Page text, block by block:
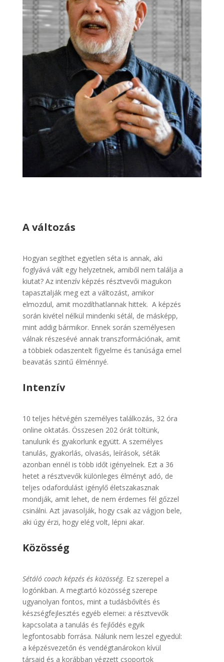
A változás
Hogyan segíthet egyetlen séta is annak, aki
foglyává vált egy helyzetnek, amiből nem találja a
kiutat? Az intenzív képzés résztvevői magukon
tapasztalják meg ezt a változást, amikor
elmozdul, amit mozdíthatlannak hittek. A képzés
során kivétel nélkül mindenki sétál, de másképp,
mint addig bármikor. Ennek során személyesen
válnak részesévé annak transzformációnak, amit
a többiek odaszentelt figyelme és tanúsága emel
beavatás szintű élménnyé.
Intenzív
10 teljes hétvégén személyes találkozás, 32 óra
online oktatás. Összesen 202 órát töltünk,
tanulunk és gyakorlunk együtt. A személyes
tanulás, gyakorlás, olvasás, leírások, séták
azonban ennél is több időt igényelnek. Ezt a 36
hetet a résztvevők különleges élményt adó, de
teljes odafordulást igénylő életszakasznak
mondják, amit lehet, de nem érdemes fél gőzzel
csinálni. Azt javasolják, hogy csak az vágjon bele,
aki úgy érzi, hogy elég volt, lépni akar.
Közösség
Sétáló coach képzés és közösség. Ez szerepel a
logónkban. A megtartó közösség szerepe
ugyanolyan fontos, mint a tudásbővítés és
készségfejlesztés egyéb elemei: a résztvevők
kapcsolata a tanulás és fejlődés egyik
legfontosabb forrása. Nálunk nem leszel egyedül:
a képzésvezetőn és vendégtanárokon kívül
társaid és a korábban végzett csoportok